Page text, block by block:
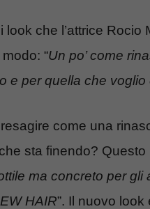
che l’attrice
“Un po’ come
e per quella che voglio
come una
che sta finendo? Questo
ma concreto per gli
HAIR”. Il nuovo